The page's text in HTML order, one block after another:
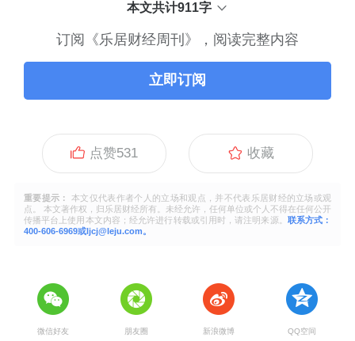
本文共计911字
订阅《乐居财经周刊》，阅读完整内容
立即订阅
点赞531 收藏
重要提示：
本文仅代表作者个人的立场和观点，并不代表乐居财经的立场或观
点。 本文著作权，归乐居财经所有。未经允许，任何单位或个人不得在任何公开
传播平台上使用本文内容；经允许进行转载或引用时，请注明来源。 联系方式：
400-606-6969或ljcj@leju.com。
微信好友 朋友圈 新浪微博 QQ空间